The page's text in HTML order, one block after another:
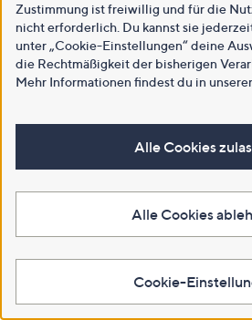
Zustimmung ist freiwillig und für die
nicht erforderlich. Du kannst sie
unter „Cookie-Einstellungen“ deine
die Rechtmäßigkeit der bisherigen
Mehr Informationen findest du in unserer
Alle Cookies
Alle Cookies
Cookie-